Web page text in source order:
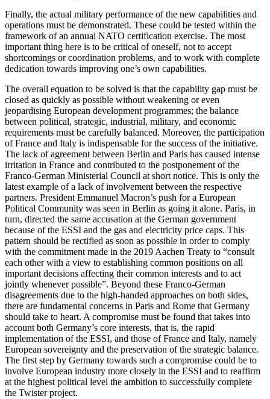
Finally, the actual military performance of the new capabilities and
operations must be demonstrated. These could be tested with­in the
framework of an annual NATO certification exercise. The most
important thing here is to be critical of oneself, not to accept
shortcomings or coordination prob­lems, and to work with complete
dedication towards improving one’s own capabilities.
The overall equation to be solved is that the capability gap must be
closed as quickly as possible without weakening or even
jeopardising European development pro­grammes; the balance
between political, strategic, industrial, military, and economic
requirements must be carefully balanced. Moreover, the participation
of France and Italy is indispensable for the success of the initiative.
The lack of agreement between Berlin and Paris has caused intense
irri­ta­tion in France and contributed to the post­ponement of the
Franco-German Ministerial Council at short notice. This is only the
latest example of a lack of involvement between the respective
partners. President Emmanuel Macron’s push for a European
Political Community was seen in Berlin as going it alone. Paris, in
turn, directed the same accusation at the German government
because of the ESSI and the gas and elec­tricity price caps. This
pattern should be rectified as soon as possible in order to com­ply
with the commitment made in the 2019 Aachen Treaty to “consult
each other with a view to establishing common positions on all
important decisions affecting their com­mon interests and to act
jointly whenever possible”. Beyond these Franco-German
disagreements due to the high-handed approaches on both sides,
there are fun­da­mental concerns in Paris and Rome that Germany
should take to heart. A compromise must be found that takes into
account both Germany’s core interests, that is, the rapid
implementation of the ESSI, and those of France and Italy, namely
European sovereignty and the preservation of the stra­tegic balance.
The first step by Germany towards such a compromise could be to
involve European industry more closely in the ESSI and to reaffirm
at the highest political level the ambition to successfully complete
the Twister project.